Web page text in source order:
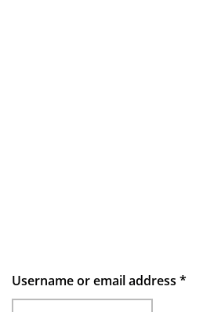
Username or email address *